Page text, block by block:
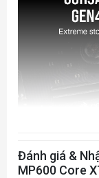
Đánh giá &
MP600 Core